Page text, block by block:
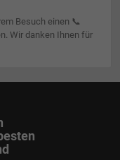
Besuch einen 📞
Wir danken Ihnen für